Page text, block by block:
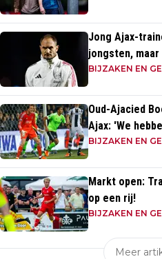
Jong Ajax-
jongsten,
BIJZAKEN EN
Oud-Ajacied
Ajax: 'We
Ajax'
BIJZAKEN EN
Markt open:
op een rij!
BIJZAKEN EN
Meer